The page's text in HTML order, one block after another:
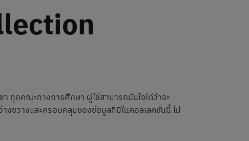
ทุกคณะทางการศึกษา ผู้ใช้สามารถมั่นใจได้ว่าจะ
ขวางและครอบคลุมของข้อมูลที่มีในคอลเลคชั่นนี้ ไม่